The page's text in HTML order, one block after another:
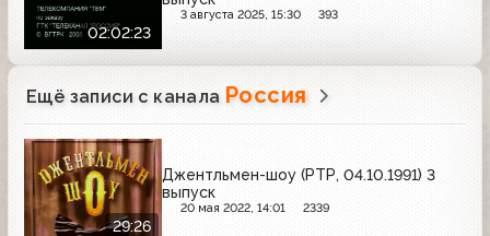
02:02:23
3 августа 2025, 15:30 393
Ещё записи с канала Россия
29:26
Джентльмен-шоу (РТР, 04.10.1991) 3
выпуск
20 мая 2022, 14:01 2339